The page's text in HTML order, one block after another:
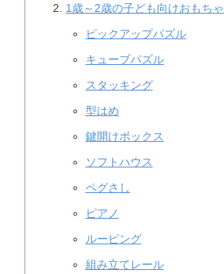
1歳～2歳の子ども向けおもちゃ
ピックアップパズル
キューブパズル
スタッキング
型はめ
鍵開けボックス
ソフトハウス
ペグさし
ピアノ
ルーピング
組み立てレール